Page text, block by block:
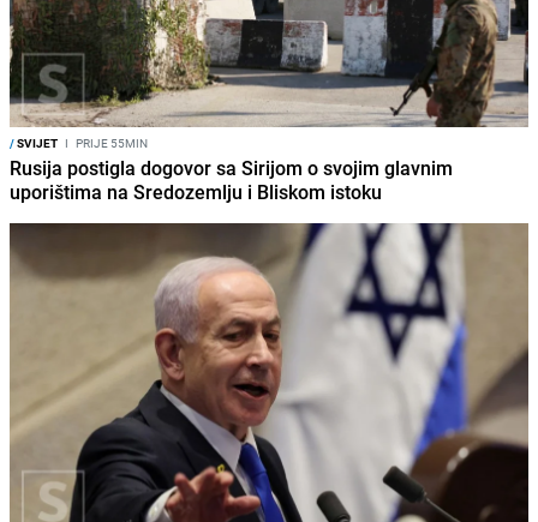
/SVIJET I PRIJE 55MIN
Rusija postigla dogovor sa Sirijom o svojim glavnim
uporištima na Sredozemlju i Bliskom istoku